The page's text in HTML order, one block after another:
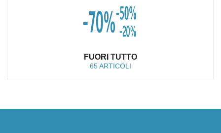
FUORI TUTTO
65 ARTICOLI